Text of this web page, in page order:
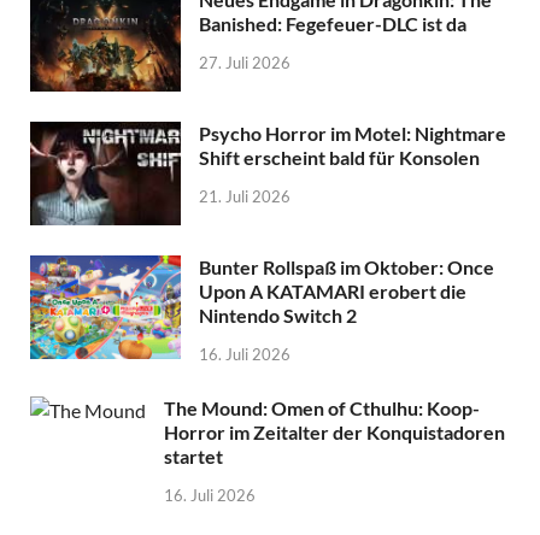
Banished: Fegefeuer-DLC ist da
27. Juli 2026
Psycho Horror im Motel: Nightmare
Shift erscheint bald für Konsolen
21. Juli 2026
Bunter Rollspaß im Oktober: Once
Upon A KATAMARI erobert die
Nintendo Switch 2
16. Juli 2026
The Mound: Omen of Cthulhu: Koop-
Horror im Zeitalter der Konquistadoren
startet
16. Juli 2026